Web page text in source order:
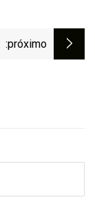
:próximo